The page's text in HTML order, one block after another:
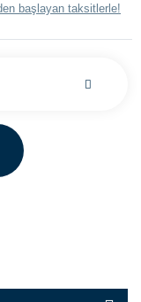
başlayan taksitlerle!